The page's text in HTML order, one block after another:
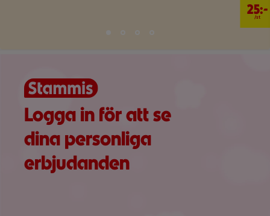
25:-
/st
Logga in för att se
dina personliga
erbjudanden